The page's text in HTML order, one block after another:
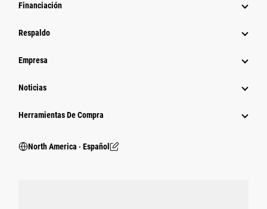
Financiación
Respaldo
Empresa
Noticias
Herramientas De Compra
North America ‧ Español